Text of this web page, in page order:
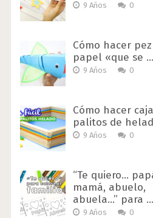
9 Años 0
Cómo hacer
papel «que se …
9 Años 0
Cómo hacer
palitos de
9 Años 0
“Te quiero…
mamá, abuelo,
abuela…” para …
9 Años 0